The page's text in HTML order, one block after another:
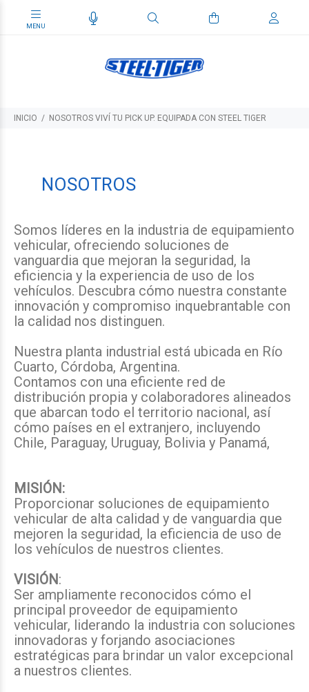
INICIO NOSOTROS VIVÍ TU PICK UP. EQUIPADA CON STEEL TIGER
NOSOTROS
Somos líderes en la industria de equipamiento
vehicular, ofreciendo soluciones de
vanguardia que mejoran la seguridad, la
eficiencia y la experiencia de uso de los
vehículos. Descubra cómo nuestra constante
innovación y compromiso inquebrantable con
la calidad nos distinguen.
Nuestra planta industrial está ubicada en Río
Cuarto, Córdoba, Argentina.
Contamos con una eficiente red de
distribución propia y colaboradores alineados
que abarcan todo el territorio nacional, así
cómo países en el extranjero, incluyendo
Chile, Paraguay, Uruguay, Bolivia y Panamá,
MISIÓN:
Proporcionar soluciones de equipamiento
vehicular de alta calidad y de vanguardia que
mejoren la seguridad, la eficiencia de uso de
los vehículos de nuestros clientes.
VISIÓN:
Ser ampliamente reconocidos cómo el
principal proveedor de equipamiento
vehicular, liderando la industria con soluciones
innovadoras y forjando asociaciones
estratégicas para brindar un valor excepcional
a nuestros clientes.